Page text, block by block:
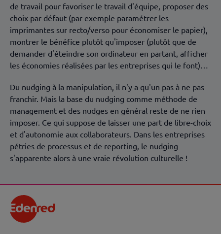
de travail pour favoriser le travail d'équipe, proposer des
choix par défaut (par exemple paramétrer les
imprimantes sur recto/verso pour économiser le papier),
montrer le bénéfice plutôt qu'imposer (plutôt que de
demander d'éteindre son ordinateur en partant, afficher
les économies réalisées par les entreprises qui le font)…
Du nudging à la manipulation, il n'y a qu'un pas à ne pas
franchir. Mais la base du nudging comme méthode de
management et des nudges en général reste de ne rien
imposer. Ce qui suppose de laisser une part de libre-choix
et d'autonomie aux collaborateurs. Dans les entreprises
pétries de processus et de reporting, le nudging
s'apparente alors à une vraie révolution culturelle !